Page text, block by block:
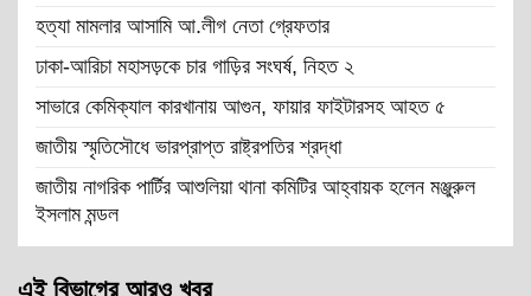
হত্যা মামলার আসামি আ.লীগ নেতা গ্রেফতার
ঢাকা-আরিচা মহাসড়কে চার গাড়ির সংঘর্ষ, নিহত ২
সাভারে কেমিক্যাল কারখানায় আগুন, ফায়ার ফাইটারসহ আহত ৫
জাতীয় স্মৃতিসৌধে ভারপ্রাপ্ত রাষ্ট্রপতির শ্রদ্ধা
জাতীয় নাগরিক পার্টির আশুলিয়া থানা কমিটির আহ্বায়ক হলেন মঞ্জুরুল
ইসলাম মন্ডল
এই বিভাগের আরও খবর